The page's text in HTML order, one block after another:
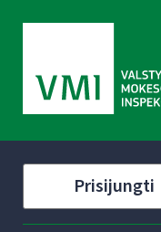
Prisijungti